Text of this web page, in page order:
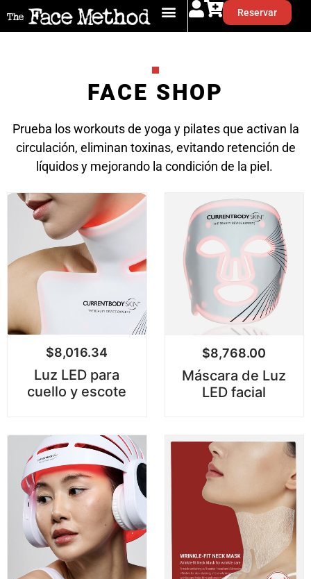
Reservar
FACE SHOP
Prueba los workouts de yoga y pilates que activan la
circulación, eliminan toxinas, evitando retención de
líquidos y mejorando la condición de la piel.
$8,016.34
Luz LED para
cuello y escote
$8,768.00
Máscara de Luz
LED facial